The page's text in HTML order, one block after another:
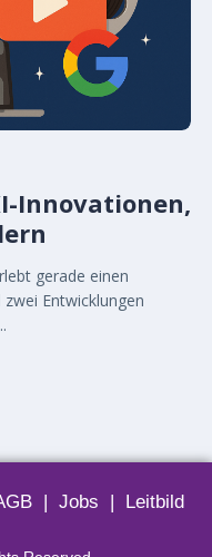
Innovationen,
gerade einen
Entwicklungen
| Jobs | Leitbild